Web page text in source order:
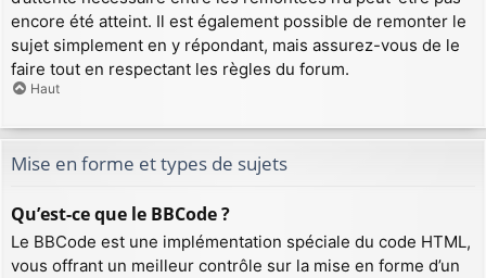
encore été atteint. Il est également possible de remonter le
sujet simplement en y répondant, mais assurez-vous de le
faire tout en respectant les règles du forum.
Haut
Mise en forme et types de sujets
Qu’est-ce que le BBCode ?
Le BBCode est une implémentation spéciale du code HTML,
vous offrant un meilleur contrôle sur la mise en forme d’un